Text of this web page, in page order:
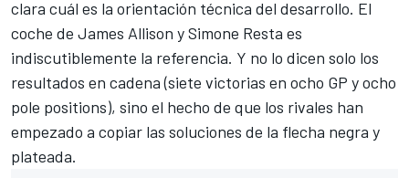
clara cuál es la orientación técnica del desarrollo. El
coche de James Allison y Simone Resta es
indiscutiblemente la referencia. Y no lo dicen solo los
resultados en cadena (siete victorias en ocho GP y ocho
pole positions), sino el hecho de que los rivales han
empezado a copiar las soluciones de la flecha negra y
plateada.